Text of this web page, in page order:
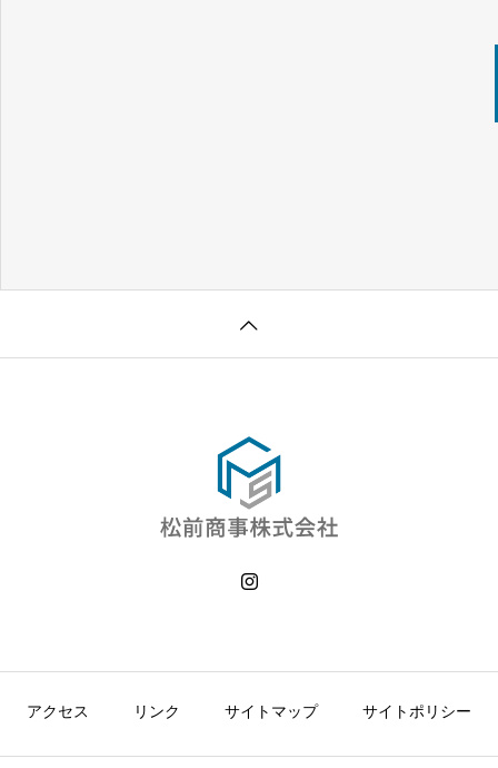
アクセス リンク サイトマップ サイトポリシー